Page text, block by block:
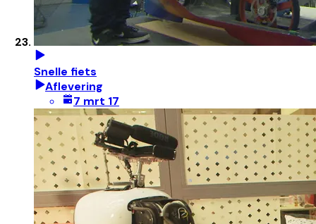
Snelle fiets
Aflevering
7 mrt 17